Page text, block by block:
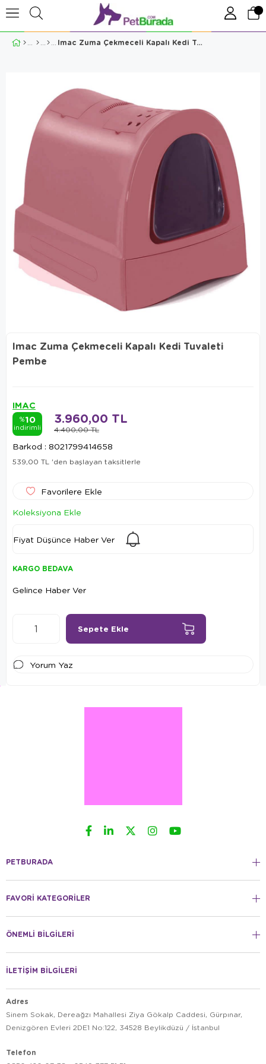
Imac Zuma Çekmeceli Kapalı Kedi Tuvaleti Pembe
Imac Zuma Çekmeceli Kapalı Kedi Tuvaleti
Pembe
IMAC
%10
indirimli 4.400,00 TL
3.960,00 TL
Barkod : 8021799414658
539,00 TL 'den başlayan taksitlerle
Favorilere Ekle
Koleksiyona Ekle
Fiyat Düşünce Haber Ver
KARGO BEDAVA
Gelince Haber Ver
Yorum Yaz
PETBURADA
FAVORİ KATEGORİLER
ÖNEMLİ BİLGİLERİ
İLETİŞİM BİLGİLERİ
Adres
Sinem Sokak, Dereağzı Mahallesi Ziya Gökalp Caddesi, Gürpınar,
Denizgören Evleri 2DE1 No:122, 34528 Beylikdüzü / İstanbul
Telefon